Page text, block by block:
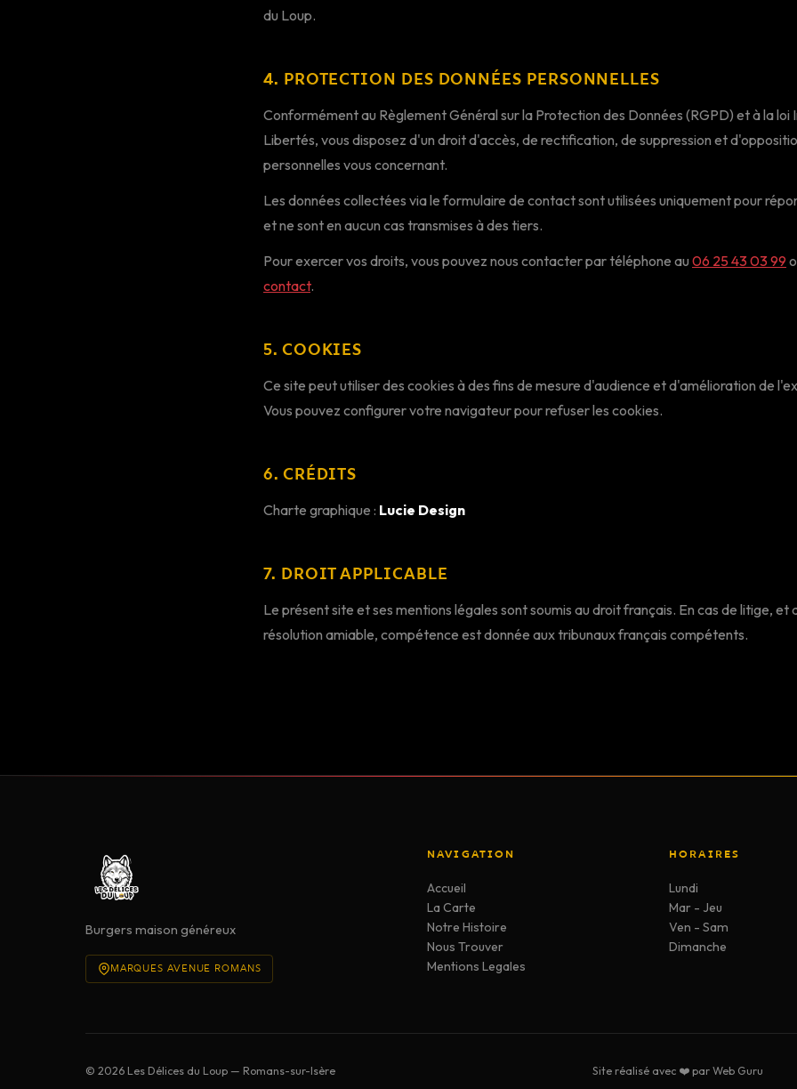
du Loup.
4. PROTECTION DES DONNÉES PERSONNELLES
Conformément au Règlement Général sur la Protection des Données (RGPD) et à la
Libertés, vous disposez d'un droit d'accès, de rectification, de suppression et
personnelles vous concernant.
Les données collectées via le formulaire de contact sont utilisées uniquement pour
et ne sont en aucun cas transmises à des tiers.
Pour exercer vos droits, vous pouvez nous contacter par téléphone au 06 25 43 03 99
contact.
5. COOKIES
Ce site peut utiliser des cookies à des fins de mesure d'audience et d'amélioration de
Vous pouvez configurer votre navigateur pour refuser les cookies.
6. CRÉDITS
Charte graphique : Lucie Design
7. DROIT APPLICABLE
Le présent site et ses mentions légales sont soumis au droit français. En cas de litige,
résolution amiable, compétence est donnée aux tribunaux français compétents.
Burgers maison généreux
MARQUES AVENUE ROMANS
NAVIGATION
Accueil
La Carte
Notre Histoire
Nous Trouver
Mentions Legales
HORAIRES
Lundi
Mar - Jeu
Ven - Sam
Dimanche
© 2026 Les Délices du Loup — Romans-sur-Isère Site réalisé avec ❤️ par Web Guru